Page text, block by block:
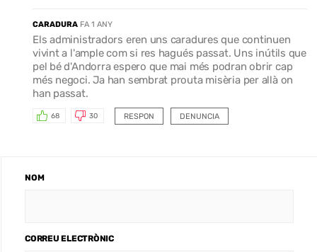
CARADURA FA 1 ANY
Els administradors eren uns caradures que continuen
vivint a l'ample com si res hagués passat. Uns inútils que
pel bé d'Andorra espero que mai més podran obrir cap
més negoci. Ja han sembrat prouta misèria per allà on
han passat.
RESPON
68 30 DENUNCIA
NOM
CORREU ELECTRÒNIC